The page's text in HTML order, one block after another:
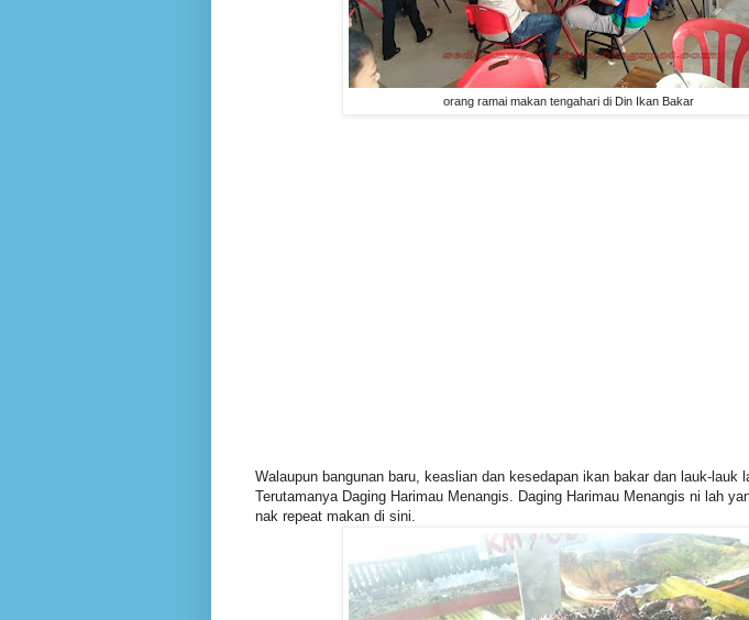
orang ramai makan tengahari di Din Ikan Bakar
Walaupun bangunan baru, keaslian dan kesedapan ikan bakar dan lauk-lauk
Terutamanya Daging Harimau Menangis. Daging Harimau Menangis ni lah
nak repeat makan di sini.